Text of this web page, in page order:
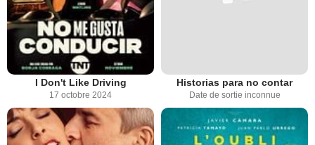
I Don't Like Driving
17 octobre 2024
Historias para no contar
Date de sortie inconnue